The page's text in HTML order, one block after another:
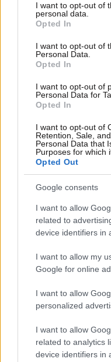
not limited to your visit
grant or deny consent
use your data for below
consent section.
I want to opt-out of
personal data.
Opted In
I want to opt-out of
Personal Data.
Opted In
I want to opt-out of
Personal Data for
Opted In
I want to opt-out of
Retention, Sale,
Personal Data that
Purposes for which
Opted Out
Google consents
I want to allow
related to
device identifiers in
I want to allow my
Google for online
I want to allow
personalized
I want to allow
related to analytics
device identifiers in
Στο υπουργείο
ναυπηγείων Ελευσίνας